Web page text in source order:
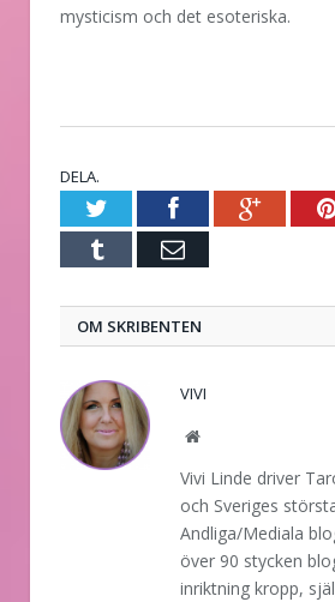
mysticism och det esoteriska.
DELA.
TwitterFacebook
Tumblr E-
OM SKRIBENTEN
VIVI
Website
Vivi Linde driver
och Sveriges
Andliga/Mediala
över 90 stycken
inriktning kropp,